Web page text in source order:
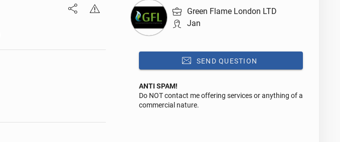
Green Flame London LTD
Jan
SEND QUESTION
Reply to this ad
ANTI SPAM!
Do NOT contact me offering services or anything of a
commercial nature.